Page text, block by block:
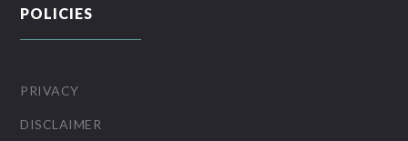
POLICIES
PRIVACY
DISCLAIMER